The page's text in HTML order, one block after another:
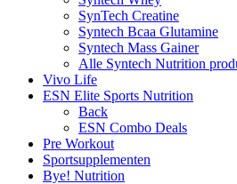
SynTech Creatine
Syntech Bcaa Glutamine
Syntech Mass Gainer
Alle Syntech Nutrition
Vivo Life
ESN Elite Sports Nutrition
Back
ESN Combo Deals
Pre Workout
Sportsupplementen
Bye! Nutrition